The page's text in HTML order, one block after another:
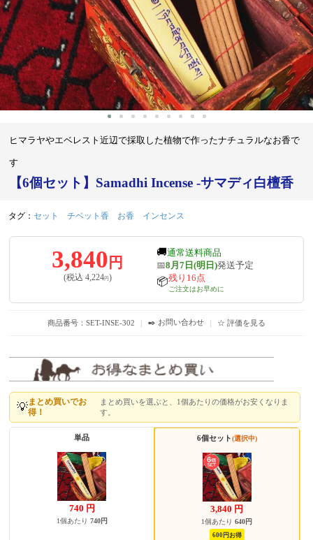
ヒマラヤやエベレスト近辺で採取した植物で作ったナチュラルなお香で
す
【6個セット】Samadhi Incense -サマディ白檀香
タグ： セット チベット香 お香 インセンス
3,840 円
(税込 4,224円)
🚚通常送料商品
📅8月7日(明日)発送予定
📦残り16点
ご注文はお早めに
商品番号：SET-INSE-302 ｜ ✒️ お問い合わせ ｜ ☆ 評価を見る
💡まとめ買いでお
得！
まとめ買いを選ぶと、1個あたりの価格がお安くなりま
す。
単品
740 円
1個あたり 740円
6個セット(選択中)
3,840 円
1個あたり640円
600円お得